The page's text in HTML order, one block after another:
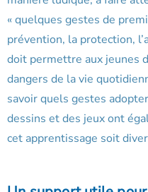
« quelques gestes de
prévention, la protection,
doit permettre aux jeunes
dangers de la vie
savoir quels gestes
dessins et des jeux ont
cet apprentissage soit